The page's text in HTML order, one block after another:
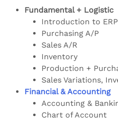
Fundamental + Logistic
Introduction to ERP
Purchasing A/P
Sales A/R
Inventory
Production +
Sales Variations,
Financial & Accounting
Accounting &
Chart of Account